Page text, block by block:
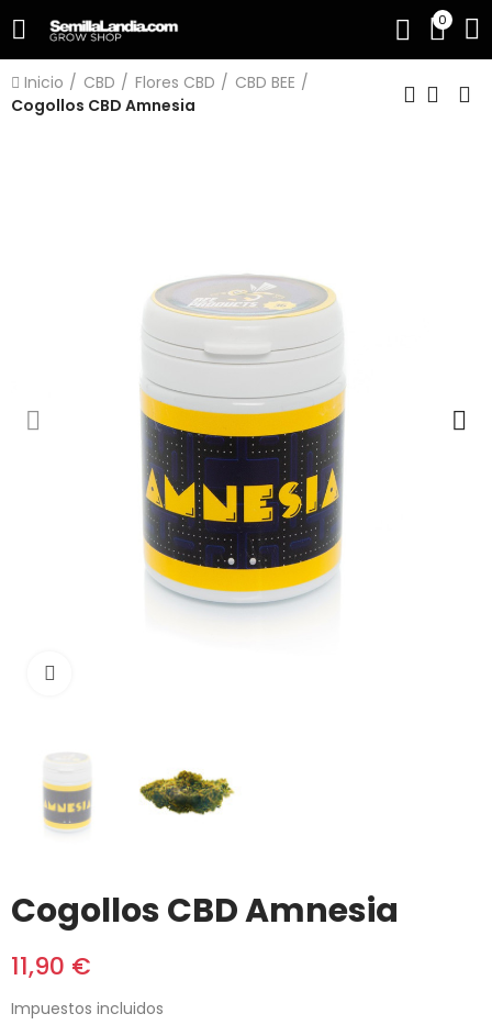
0
Inicio CBD Flores CBD
CBD BEE
Cogollos CBD Amnesia
Cogollos CBD Amnesia
11,90 €
Impuestos incluidos